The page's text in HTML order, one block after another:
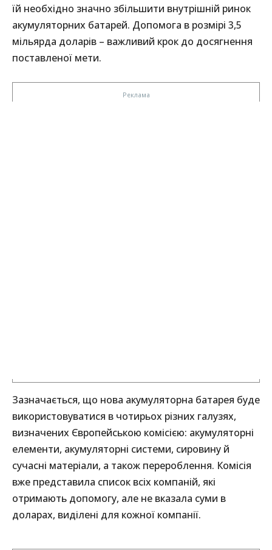
їй необхідно значно збільшити внутрішній ринок
акумуляторних батарей. Допомога в розмірі 3,5
мільярда доларів – важливий крок до досягнення
поставленої мети.
Зазначається, що нова акумуляторна батарея буде
використовуватися в чотирьох різних галузях,
визначених Європейською комісією: акумуляторні
елементи, акумуляторні системи, сировину й
сучасні матеріали, а також перероблення. Комісія
вже представила список всіх компаній, які
отримають допомогу, але не вказала суми в
доларах, виділені для кожної компанії.